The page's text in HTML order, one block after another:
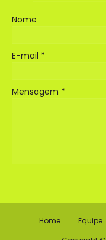
Nome
E-mail *
Mensagem *
Home Equipe